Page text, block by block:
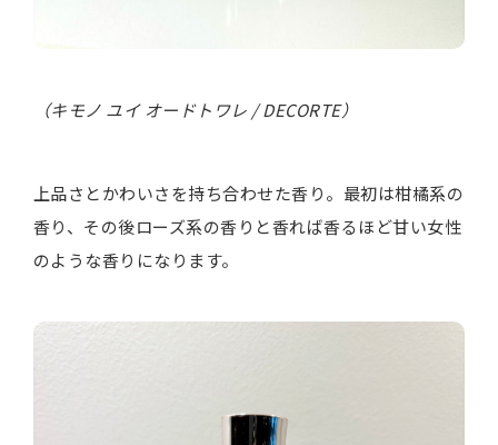
（キモノ ユイ オードトワレ / DECORTE）
上品さとかわいさを持ち合わせた香り。最初は柑橘系の
香り、その後ローズ系の香りと香れば香るほど甘い女性
のような香りになります。